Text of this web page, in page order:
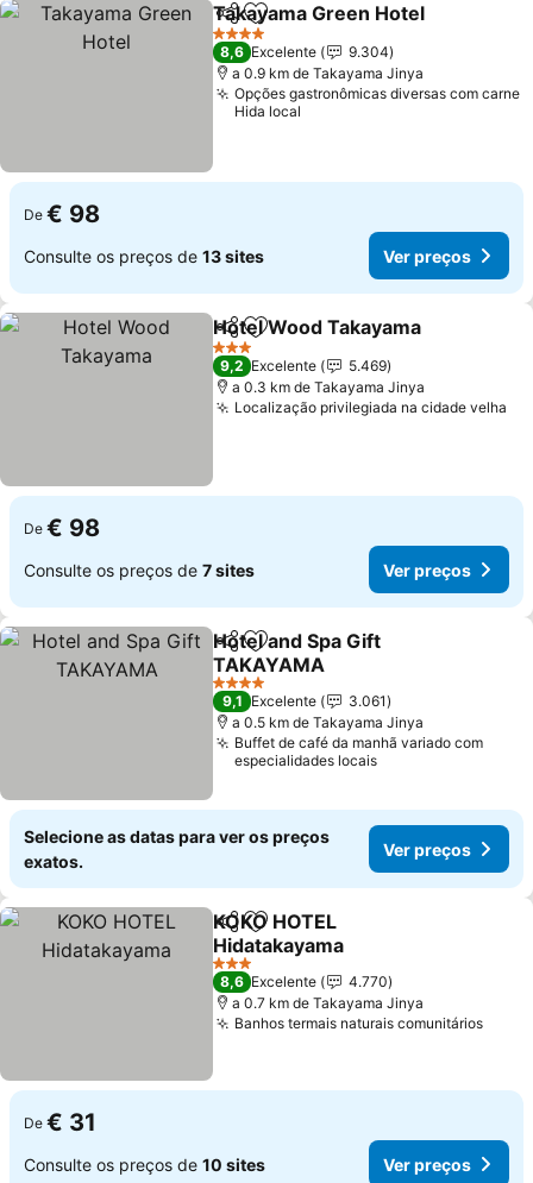
PartilharAdicionar aos favoritos
Takayama Green Hotel
4 Estrelas
8,6 Excelente
9.304
a 0.9 km de Takayama Jinya
Opções gastronômicas diversas com carne
Hida local
De € 98
Consulte os preços de 13 sites Ver preços
PartilharAdicionar aos favoritos
Hotel Wood Takayama
3 Estrelas
9,2 Excelente
5.469
a 0.3 km de Takayama Jinya
Localização privilegiada na cidade velha
De € 98
Consulte os preços de 7 sites Ver preços
PartilharAdicionar aos favoritos
Hotel and Spa Gift
TAKAYAMA
Ver preços
4 Estrelas
9,1 Excelente
3.061
a 0.5 km de Takayama Jinya
Buffet de café da manhã variado com
especialidades locais
Selecione as datas para ver os preços
exatos.
Ver preços
PartilharAdicionar aos favoritos
KOKO HOTEL
Hidatakayama
Ver preços
3 Estrelas
8,6 Excelente
4.770
a 0.7 km de Takayama Jinya
Banhos termais naturais comunitáriosVer
De € 31
Consulte os preços de 10 sites Ver preços